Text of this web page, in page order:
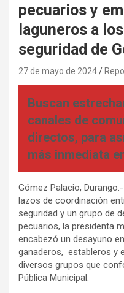
pecuarios y
laguneros a
seguridad de
27 de mayo de 2024
Buscan
canales de
directos, para
más inmediata
Gómez Palacio,
lazos de coordinación
seguridad y un grupo de
pecuarios, la presidenta
encabezó un desayuno
ganaderos, estableros y
diversos grupos que
Pública Municipal.